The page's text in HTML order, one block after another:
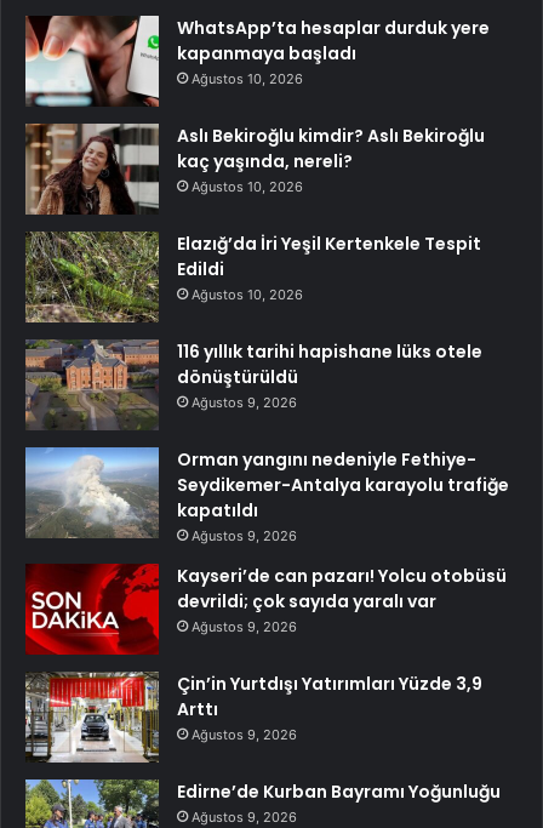
WhatsApp’ta hesaplar durduk yere
kapanmaya başladı
Ağustos 10, 2026
Aslı Bekiroğlu kimdir? Aslı Bekiroğlu
kaç yaşında, nereli?
Ağustos 10, 2026
Elazığ’da İri Yeşil Kertenkele Tespit
Edildi
Ağustos 10, 2026
116 yıllık tarihi hapishane lüks otele
dönüştürüldü
Ağustos 9, 2026
Orman yangını nedeniyle Fethiye-
Seydikemer-Antalya karayolu trafiğe
kapatıldı
Ağustos 9, 2026
Kayseri’de can pazarı! Yolcu otobüsü
devrildi; çok sayıda yaralı var
Ağustos 9, 2026
Çin’in Yurtdışı Yatırımları Yüzde 3,9
Arttı
Ağustos 9, 2026
Edirne’de Kurban Bayramı Yoğunluğu
Ağustos 9, 2026